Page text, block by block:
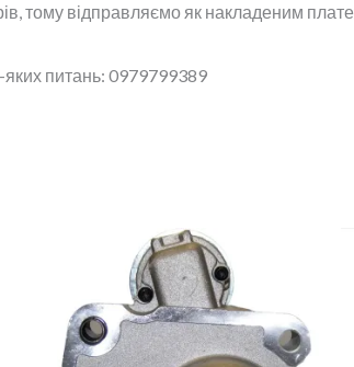
тому відправляємо як накладеним
яких питань: 0979799389